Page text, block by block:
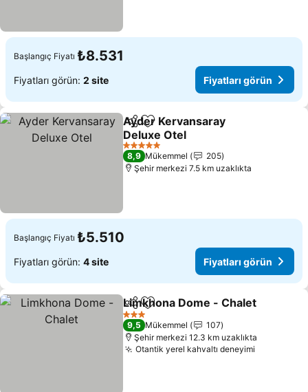
Başlangıç Fiyatı ₺8.531
Fiyatları görün: 2 site Fiyatları görün
PaylaşFavorilerime ekle
Ayder Kervansaray
Deluxe Otel
Fiyatları görün
5 Yıldız
8,9 Mükemmel
205
Şehir merkezi 7.5 km uzaklıkta
Başlangıç Fiyatı ₺5.510
Fiyatları görün: 4 site Fiyatları görün
PaylaşFavorilerime ekle
Limkhona Dome - Chalet
3 Yıldız
9,5 Mükemmel
107
Şehir merkezi 12.3 km uzaklıkta
Otantik yerel kahvaltı deneyimi